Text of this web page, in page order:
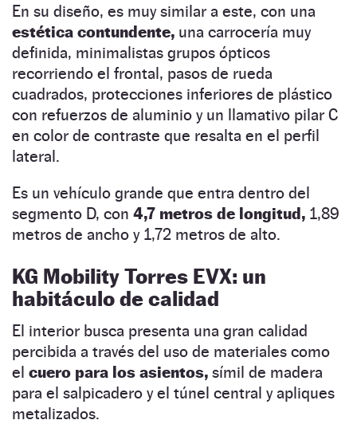
En su diseño, es muy similar a este, con una
estética contundente, una carrocería muy
definida, minimalistas grupos ópticos
recorriendo el frontal, pasos de rueda
cuadrados, protecciones inferiores de plástico
con refuerzos de aluminio y un llamativo pilar C
en color de contraste que resalta en el perfil
lateral.
Es un vehículo grande que entra dentro del
segmento D, con 4,7 metros de longitud, 1,89
metros de ancho y 1,72 metros de alto.
KG Mobility Torres EVX: un
habitáculo de calidad
El interior busca presenta una gran calidad
percibida a través del uso de materiales como
el cuero para los asientos, símil de madera
para el salpicadero y el túnel central y apliques
metalizados.